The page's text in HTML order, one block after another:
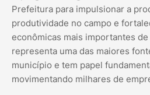
Prefeitura para impulsionar a
produtividade no campo e
econômicas mais importantes de
representa uma das maiores
município e tem papel
movimentando milhares de